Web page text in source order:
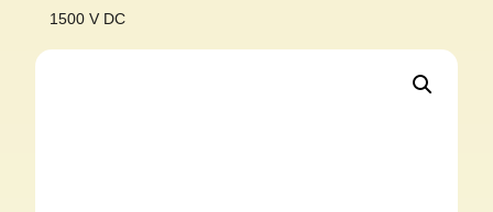
1500 V DC